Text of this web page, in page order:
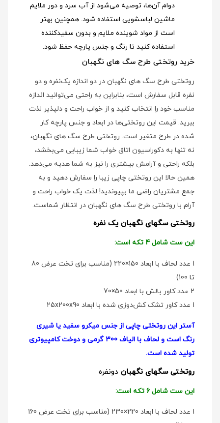
دوام آن‌ها، توصیه می‌شود از آب سرد و دور ملایم
ماشین لباسشویی استفاده شود. همچنین بهتر
است از مواد شوینده ملایم و بدون سفیدکننده
استفاده کنید تا رنگ و جنس پارچه حفظ شود.
خرید روتختی طرح سگ های نگهبان
روتختی طرح سگ های نگهبان در دو اندازه یک‌نفره و دو
نفره قابل سفارش است، بنابراین به راحتی می‌توانید اندازه
مناسب خود را انتخاب کنید و از خواب راحت و دلپذیر لذت
ببرید. قیمت این روتختی‌ها در ابعاد و جنس پارچه کار
شده در طرح متغیر است. روتختی طرح سگ های نگهبان،
نه تنها به دکوراسیون اتاق خواب شما زیبایی می‌بخشد،
بلکه راحتی و آرامش بیشتری را نیز به شما هدیه می‌دهد.
همین حالا این روتختی چاپی زیبا را سفارش دهید و به
جمع مشتریان راضی ما بپیوندید! لذت یک خواب راحت و
آرام با روتختی طرح سگ های نگهبان در انتظار شماست.
روتختی سگهای نگهبان یک نفره
این ست شامل 4 تکه است:
1 عدد لحاف با ابعاد 150×220 (مناسب برای تخت عرض 80
تا 100)
2 عدد کاور بالش با ابعاد 50×70
1 عدد کاور تشک کش‌دوزی شده با ابعاد 25x200x90
آستر این روتختی چاپی از جنس میکرو سفید یا شیری
رنگ است و لحاف با الیاف 300 گرمی و دوخت کامپیوتری
تولید شده است.
روتختی سگهای نگهبان دو‌نفره
این ست شامل 6 تکه است:
1 عدد لحاف با ابعاد 220×230 (مناسب برای تخت عرض 160